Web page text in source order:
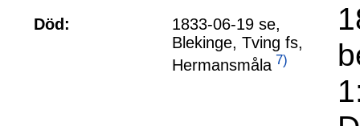
Död:
1833-06-19 se,
Blekinge, Tving fs,
Hermansmåla 7)